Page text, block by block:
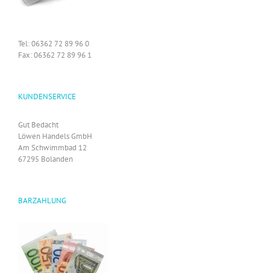
Tel: 06362 72 89 96 0
Fax: 06362 72 89 96 1
KUNDENSERVICE
Gut Bedacht
Löwen Handels GmbH
Am Schwimmbad 12
67295 Bolanden
BARZAHLUNG